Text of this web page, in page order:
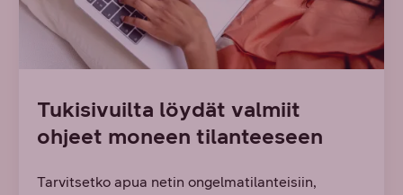
Tukisivuilta löydät valmiit
ohjeet moneen tilanteeseen
Tarvitsetko apua netin ongelmatilanteisiin,